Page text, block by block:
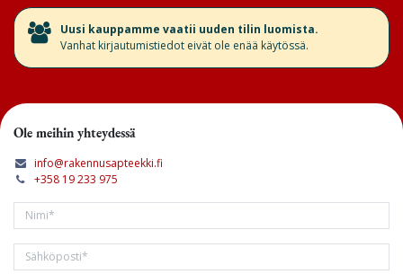
​Uusi kauppamme vaatii uuden tilin luomista.
Vanhat kirjautumistiedot eivät ole enää käytössä.
Ole meihin yhteydessä
info@rakennusapteekki.fi
+358 19 233 975